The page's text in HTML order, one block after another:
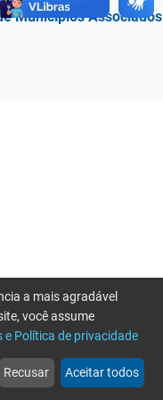
Municípios Associados
web
Notícias
more_horiz
Mais
a mais agradável
você assume
e Política de privacidade
Recusar Aceitar todos
novamente